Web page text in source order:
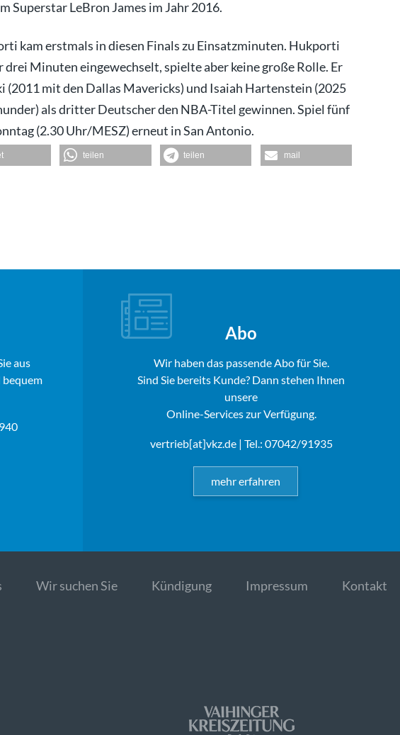
Superstar LeBron James im Jahr 2016.
kam erstmals in diesen Finals zu Einsatzminuten. Hukporti
Minuten eingewechselt, spielte aber keine große Rolle. Er
(2011 mit den Dallas Mavericks) und Isaiah Hartenstein (2025
als dritter Deutscher den NBA-Titel gewinnen. Spiel fünf
(2.30 Uhr/MESZ) erneut in San Antonio.
teilen teilen mail
aus
Abo
Wir haben das passende Abo für Sie.
Sind Sie bereits Kunde? Dann stehen Ihnen
unsere
Online-Services zur Verfügung.
vertrieb[at]vkz.de| Tel.: 07042/91935
mehr erfahren
Wir suchen Sie Kündigung Impressum Kontakt